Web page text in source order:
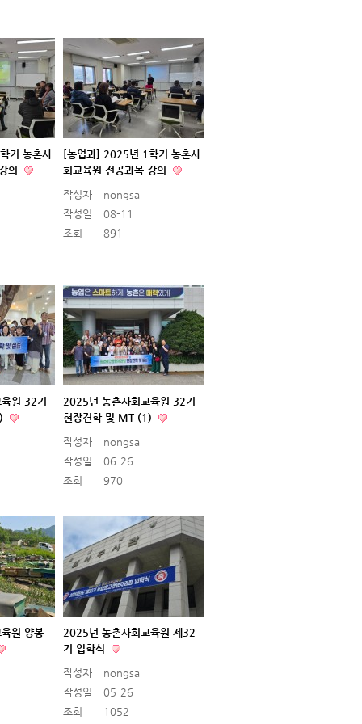
기 농촌사
의
[농업과] 2025년 1학기 농촌사
회교육원 전공과목 강의
작성자
nongsa
작성일
08-11
조회
891
원 32기
2025년 농촌사회교육원 32기
현장견학 및 MT (1)
작성자
nongsa
작성일
06-26
조회
970
원 양봉
2025년 농촌사회교육원 제32
기 입학식
작성자
nongsa
작성일
05-26
조회
1052